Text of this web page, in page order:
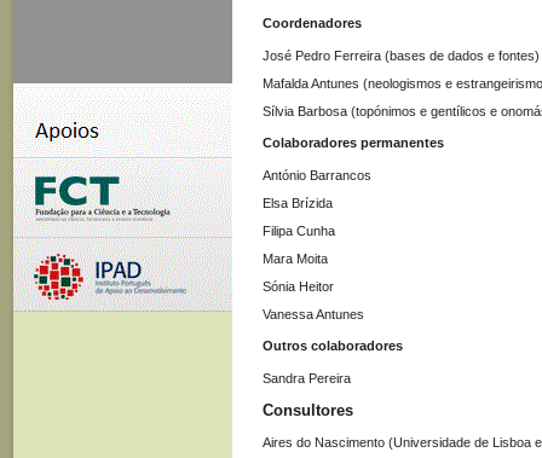
Coordenadores
José Pedro Ferreira (bases de dados e fontes)
Mafalda Antunes (neologismos e
Sílvia Barbosa (topónimos e gentílicos e
Colaboradores permanentes
António Barrancos
Elsa Brízida
Filipa Cunha
Mara Moita
Sónia Heitor
Vanessa Antunes
Outros colaboradores
Sandra Pereira
Consultores
Aires do Nascimento (Universidade de Lisboa